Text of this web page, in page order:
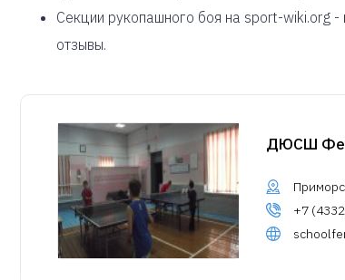
Секции рукопашного боя на sport-wiki.org
отзывы.
ДЮСШ
+7